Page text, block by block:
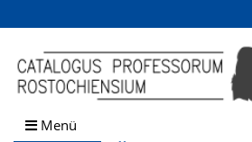
Browsen
direkt zum Inhalt
Menü